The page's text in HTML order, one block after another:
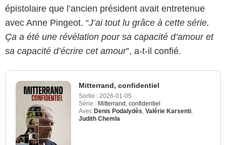
épistolaire que l’ancien président avait entretenue
avec Anne Pingeot. “J’ai tout lu grâce à cette série.
Ça a été une révélation pour sa capacité d’amour et
sa capacité d’écrire cet amour”, a-t-il confié.
Mitterrand, confidentiel
Sortie : 2026-01-05
Série : Mitterrand, confidentiel
Avec Denis Podalydès Valérie Karsenti
Judith Chemla